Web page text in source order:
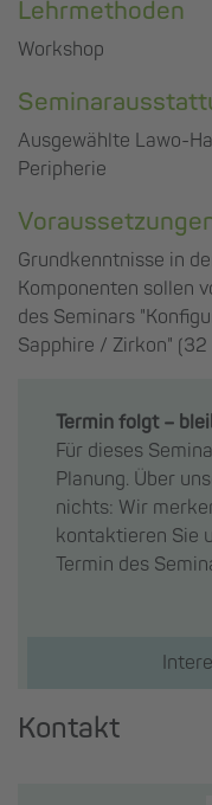
Lehrmethoden
Workshop
Ausgewählte Lawo-
Peripherie
Grundkenntnisse in
Komponenten sollen
des Seminars
Sapphire / Zirkon" (32
Termin folgt –
Für dieses
Planung. Über
nichts: Wir
kontaktieren Sie
Termin des
Kontakt